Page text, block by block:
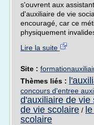
s'ouvrent aux
d'auxiliaire de vie
encouragé, car ce
physiquement
Lire la suite
Site :
Thèmes liés :
concours d'entree
d'auxiliaire de vie
de vie scolaire /
scolaire